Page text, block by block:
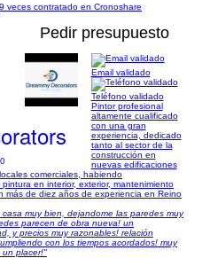
9 veces contratado en Cronoshare
Pedir presupuesto
Email validado
Teléfono validado
Pintor profesional
altamente cualificado
con una gran
experiencia, dedicado
tanto al sector de la
construcción en
nuevas edificaciones
comerciales, habiendo
en interior, exterior, mantenimiento
más de diez años de experiencia en Reino
muy bien, dejandome las paredes muy
parecen de obra nueva! un
y precios muy razonables! relación
con los tiempos acordados! muy
un placer!"